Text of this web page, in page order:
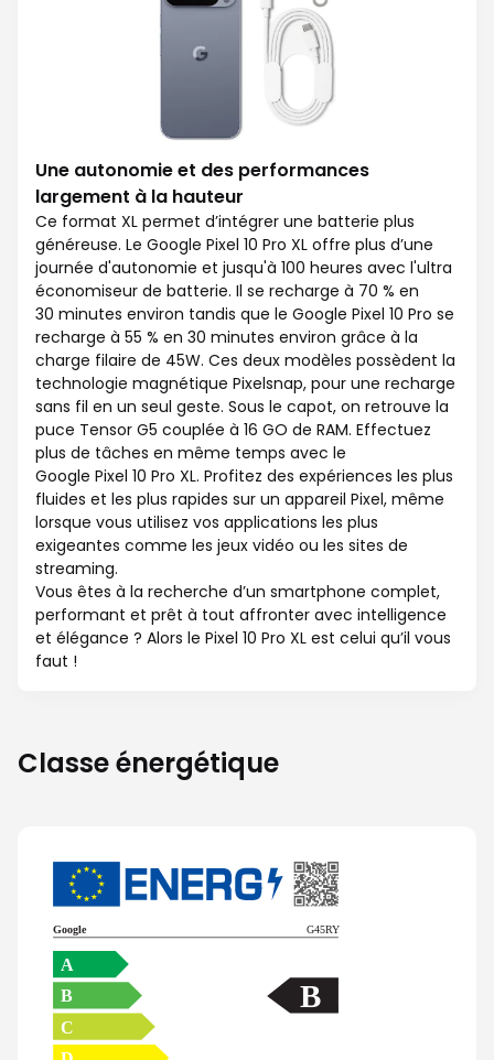
Une autonomie et des performances
largement à la hauteur
Ce format XL permet d’intégrer une batterie plus
généreuse. Le Google Pixel 10 Pro XL offre plus d’une
journée d'autonomie et jusqu'à 100 heures avec l'ultra
économiseur de batterie. Il se recharge à 70 % en
30 minutes environ tandis que le Google Pixel 10 Pro se
recharge à 55 % en 30 minutes environ grâce à la
charge filaire de 45W. Ces deux modèles possèdent la
technologie magnétique Pixelsnap, pour une recharge
sans fil en un seul geste. Sous le capot, on retrouve la
puce Tensor G5 couplée à 16 GO de RAM. Effectuez
plus de tâches en même temps avec le
Google Pixel 10 Pro XL. Profitez des expériences les plus
fluides et les plus rapides sur un appareil Pixel, même
lorsque vous utilisez vos applications les plus
exigeantes comme les jeux vidéo ou les sites de
streaming.
Vous êtes à la recherche d’un smartphone complet,
performant et prêt à tout affronter avec intelligence
et élégance ? Alors le Pixel 10 Pro XL est celui qu’il vous
faut !
Classe énergétique